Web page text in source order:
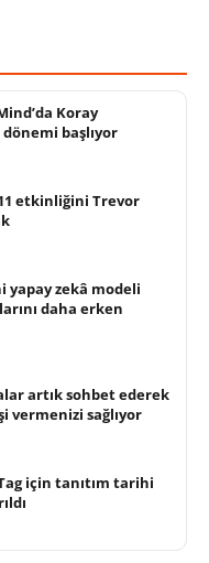
Koray
başlıyor
etkinliğini Trevor
yapay zekâ modeli
daha erken
artık sohbet ederek
vermenizi sağlıyor
için tanıtım tarihi